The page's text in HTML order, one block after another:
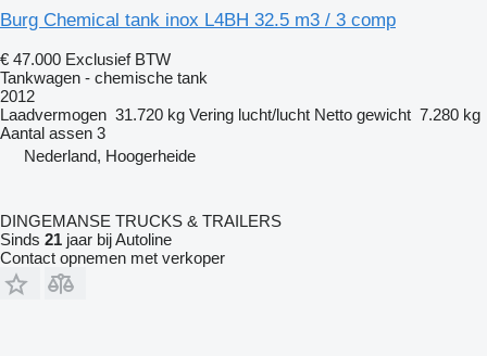
Burg Chemical tank inox L4BH 32.5 m3 / 3 comp
€ 47.000 Exclusief BTW
Tankwagen - chemische tank
2012
Laadvermogen 31.720 kg Vering lucht/lucht Netto gewicht 7.280 kg
Aantal assen 3
Nederland, Hoogerheide
DINGEMANSE TRUCKS & TRAILERS
Sinds 21 jaar bij Autoline
Contact opnemen met verkoper